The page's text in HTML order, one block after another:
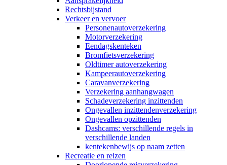
Rechtsbijstand
Verkeer en vervoer
Personenautoverzekering
Motorverzekering
Eendagskenteken
Bromfietsverzekering
Oldtimer autoverzekering
Kampeerautoverzekering
Caravanverzekering
Verzekering aanhangwagen
Schadeverzekering inzittenden
Ongevallen inzittendenverzekering
Ongevallen opzittenden
Dashcams: verschillende regels in
verschillende landen
kentekenbewijs op naam zetten
Recreatie en reizen